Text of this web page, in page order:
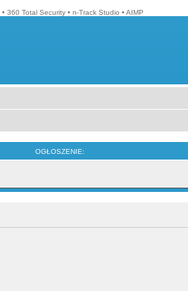
• 360 Total Security • n-Track Studio • AIMP
OGŁOSZENIE: